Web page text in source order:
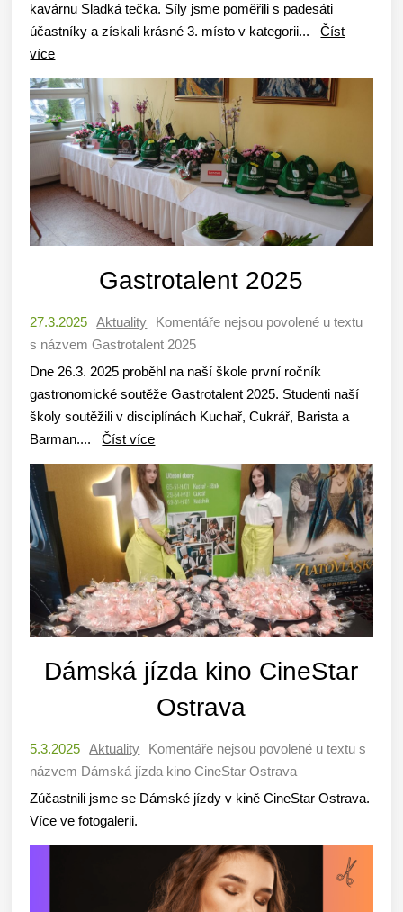
kavárnu Sladká tečka. Síly jsme poměřili s padesáti
účastníky a získali krásné 3. místo v kategorii...Číst
více
Gastrotalent 2025
27.3.2025 Aktuality Komentáře nejsou povolené u textu
s názvem Gastrotalent 2025
Dne 26.3. 2025 proběhl na naší škole první ročník
gastronomické soutěže Gastrotalent 2025. Studenti naší
školy soutěžili v disciplínách Kuchař, Cukrář, Barista a
Barman....Číst více
Dámská jízda kino CineStar
Ostrava
5.3.2025 Aktuality Komentáře nejsou povolené u textu s
názvem Dámská jízda kino CineStar Ostrava
Zúčastnili jsme se Dámské jízdy v kině CineStar Ostrava.
Více ve fotogalerii.